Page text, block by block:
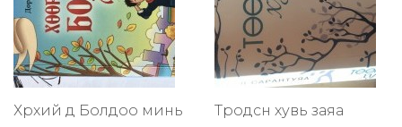
Хөөрхий дөө Болдоо минь Төөрөодсөн хувь заяа